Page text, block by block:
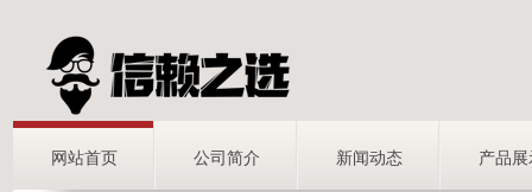
网站首页 公司简介 新闻动态 产品展